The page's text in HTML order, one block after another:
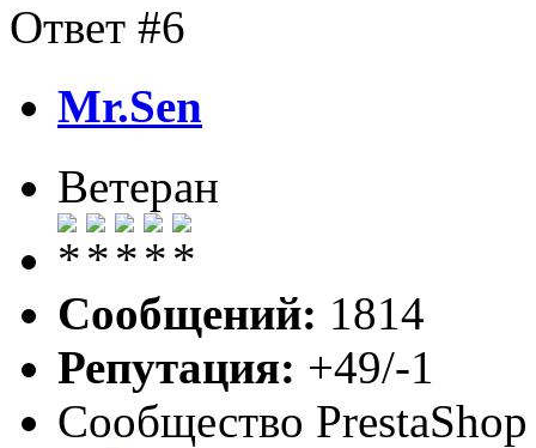
Ответ #6
Mr.Sen
Ветеран
Сообщений: 1814
Репутация: +49/-1
Сообщество PrestaShop